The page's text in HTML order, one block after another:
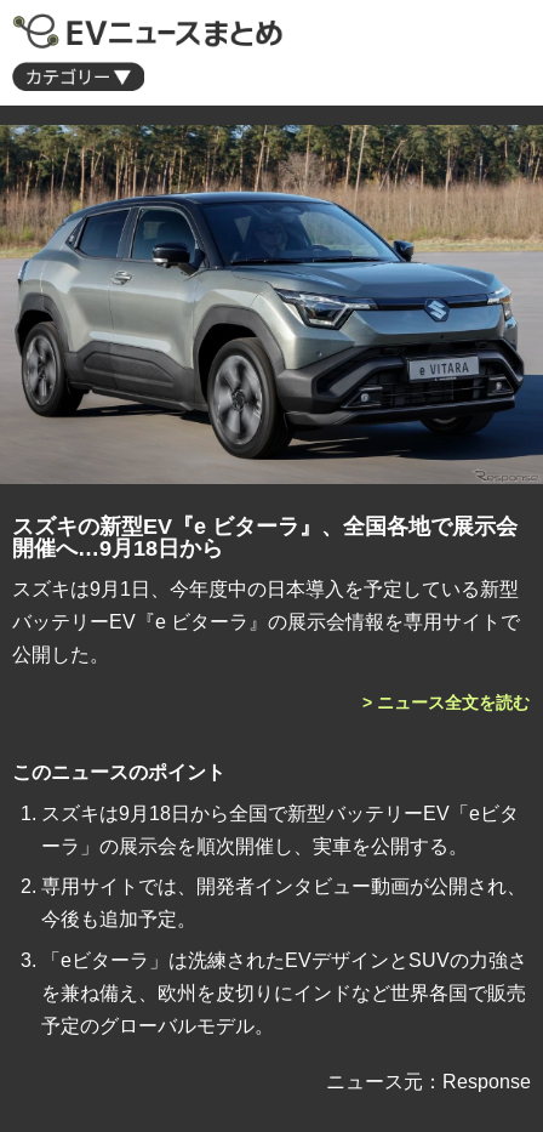
スズキの新型EV『e ビターラ』、全国各地で展示会
開催へ…9月18日から
スズキは9月1日、今年度中の日本導入を予定している新型
バッテリーEV『e ビターラ』の展示会情報を専用サイトで
公開した。
> ニュース全文を読む
このニュースのポイント
スズキは9月18日から全国で新型バッテリーEV「eビタ
ーラ」の展示会を順次開催し、実車を公開する。
専用サイトでは、開発者インタビュー動画が公開され、
今後も追加予定。
「eビターラ」は洗練されたEVデザインとSUVの力強さ
を兼ね備え、欧州を皮切りにインドなど世界各国で販売
予定のグローバルモデル。
ニュース元：Response